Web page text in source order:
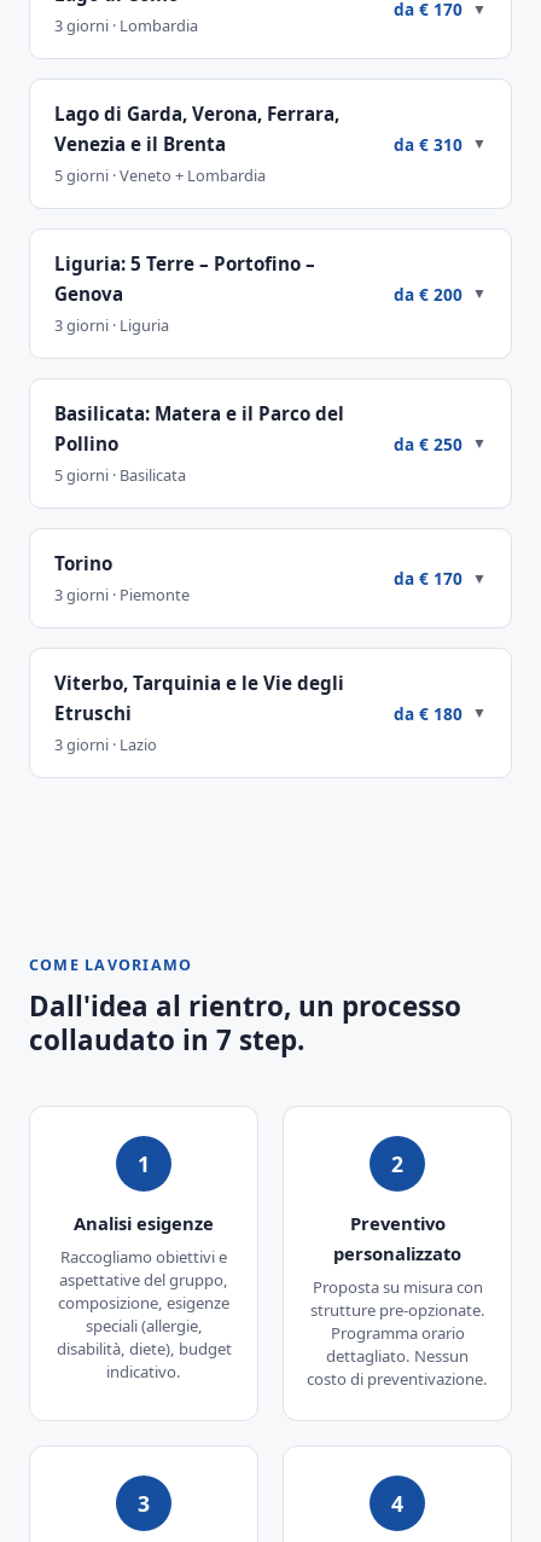
3 giorni · Lombardia
da € 170 ▼
Lago di Garda, Verona, Ferrara,
Venezia e il Brenta
5 giorni · Veneto + Lombardia
da € 310 ▼
Liguria: 5 Terre – Portofino –
Genova
3 giorni · Liguria
da € 200 ▼
Basilicata: Matera e il Parco del
Pollino
5 giorni · Basilicata
da € 250 ▼
Torino
3 giorni · Piemonte
da € 170 ▼
Viterbo, Tarquinia e le Vie degli
Etruschi
3 giorni · Lazio
da € 180 ▼
COME LAVORIAMO
Dall'idea al rientro, un processo
collaudato in 7 step.
1
Analisi esigenze
Raccogliamo obiettivi e
aspettative del gruppo,
composizione, esigenze
speciali (allergie,
disabilità, diete), budget
indicativo.
2
Preventivo
personalizzato
Proposta su misura con
strutture pre-opzionate.
Programma orario
dettagliato. Nessun
costo di preventivazione.
3 4